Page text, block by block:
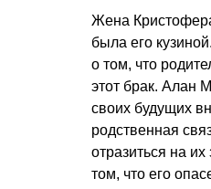
Жена
была его
о том, что
этот брак. Алан
своих будущих
родственная
отразиться на
том, что его